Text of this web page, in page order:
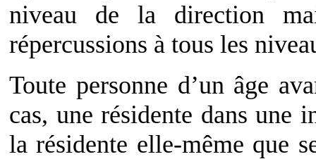
niveau de la direction
répercussions à tous les
Toute personne d’un âge
cas, une résidente dans une
la résidente elle-même que